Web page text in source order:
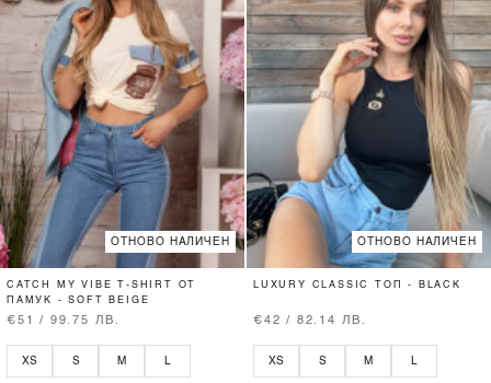
ОТНОВО НАЛИЧЕН
CATCH MY VIBE T-SHIRT ОТ
ПАМУК - SOFT BEIGE
€51 / 99.75 ЛВ.
XS S M
ОТНОВО НАЛИЧЕН
LUXURY CLASSIC ТОП - BLACK
€42 / 82.14 ЛВ.
XS S M